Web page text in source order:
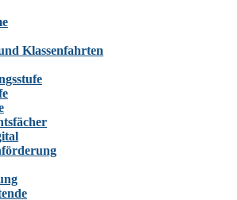
Klassenfahrten